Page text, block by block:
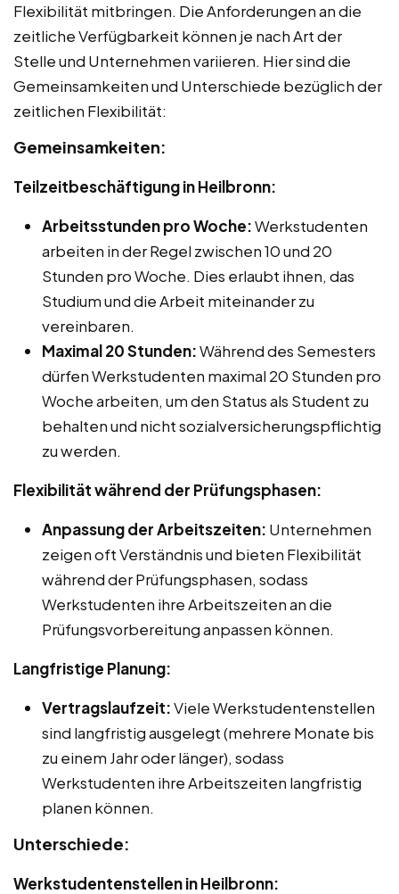
Flexibilität mitbringen. Die Anforderungen an die
zeitliche Verfügbarkeit können je nach Art der
Stelle und Unternehmen variieren. Hier sind die
Gemeinsamkeiten und Unterschiede bezüglich der
zeitlichen Flexibilität:
Gemeinsamkeiten:
Teilzeitbeschäftigung in Heilbronn:
Arbeitsstunden pro Woche:Werkstudenten
arbeiten in der Regel zwischen 10 und 20
Stunden pro Woche. Dies erlaubt ihnen, das
Studium und die Arbeit miteinander zu
vereinbaren.
Maximal 20 Stunden:Während des Semesters
dürfen Werkstudenten maximal 20 Stunden pro
Woche arbeiten, um den Status als Student zu
behalten und nicht sozialversicherungspflichtig
zu werden.
Flexibilität während der Prüfungsphasen:
Anpassung der Arbeitszeiten: Unternehmen
zeigen oft Verständnis und bieten Flexibilität
während der Prüfungsphasen, sodass
Werkstudenten ihre Arbeitszeiten an die
Prüfungsvorbereitung anpassen können.
Langfristige Planung:
Vertragslaufzeit:Viele Werkstudentenstellen
sind langfristig ausgelegt (mehrere Monate bis
zu einem Jahr oder länger), sodass
Werkstudenten ihre Arbeitszeiten langfristig
planen können.
Unterschiede:
Werkstudentenstellen in Heilbronn: